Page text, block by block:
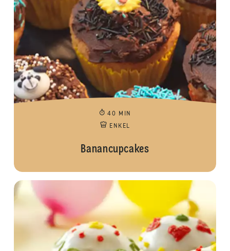
40 MIN
ENKEL
Banancupcakes